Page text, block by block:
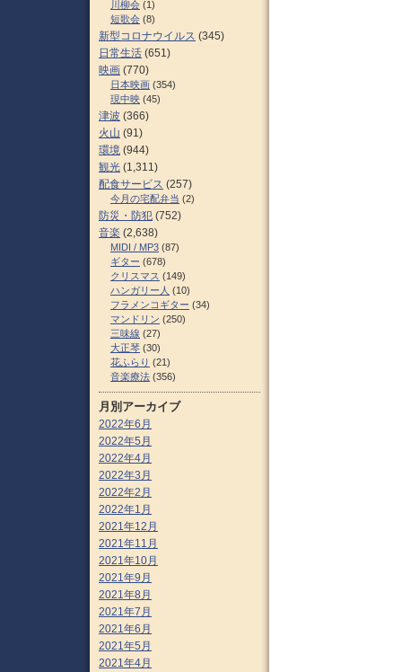
川柳会 (1)
短歌会 (8)
新型コロナウイルス (345)
日常生活 (651)
映画 (770)
日本映画 (354)
現中映 (45)
津波 (366)
火山 (91)
環境 (944)
観光 (1,311)
配食サービス (257)
今月の宅配弁当 (2)
防災・防犯 (752)
音楽 (2,638)
MIDI / MP3 (87)
ギター (678)
クリスマス (149)
ハンガリー人 (10)
フラメンコギター (34)
マンドリン (250)
三味線 (27)
大正琴 (30)
花ふらり (21)
音楽療法 (356)
月別アーカイブ
2022年6月
2022年5月
2022年4月
2022年3月
2022年2月
2022年1月
2021年12月
2021年11月
2021年10月
2021年9月
2021年8月
2021年7月
2021年6月
2021年5月
2021年4月